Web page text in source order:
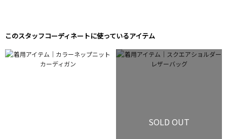
このスタッフコーディネートに使っているアイテム
SOLD OUT